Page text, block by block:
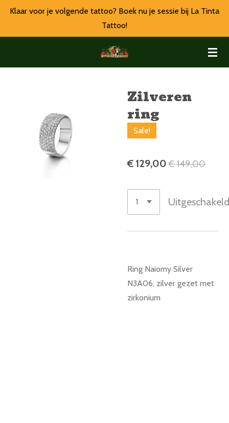
Ga
hoofdinhoud
Klaar voor je volgende tattoo? Boek nu je sessie bij La Tinta
Tattoo!
Zilveren
ring
Sale!
€ 129,00 € 149,00
Uitgeschakeld
Ring Naiomy Silver
N3A06, zilver gezet met
zirkonium